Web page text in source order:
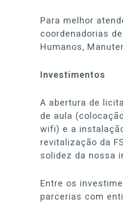
Para melhor
coordenadorias
Humanos,
Investimentos
A abertura de
de aula
wifi) e a
revitalização da
solidez da nossa
Entre os
parcerias com